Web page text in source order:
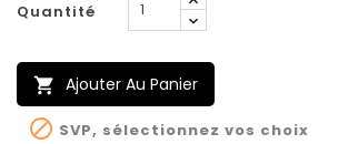
Quantité
 Ajouter Au Panier
 SVP, sélectionnez vos choix